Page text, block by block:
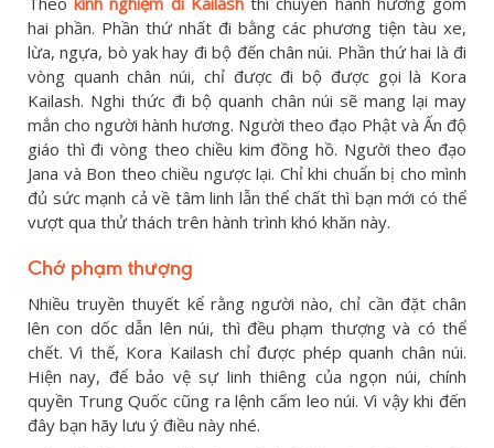
hai phần. Phần thứ nhất đi bằng các phương tiện tàu xe,
lừa, ngựa, bò yak hay đi bộ đến chân núi. Phần thứ hai là đi
vòng quanh chân núi, chỉ được đi bộ được gọi là Kora
Kailash. Nghi thức đi bộ quanh chân núi sẽ mang lại may
mắn cho người hành hương. Người theo đạo Phật và Ấn độ
giáo thì đi vòng theo chiều kim đồng hồ. Người theo đạo
Jana và Bon theo chiều ngược lại. Chỉ khi chuẩn bị cho mình
đủ sức mạnh cả về tâm linh lẫn thể chất thì bạn mới có thể
vượt qua thử thách trên hành trình khó khăn này.
Chớ phạm thượng
Nhiều truyền thuyết kể rằng người nào, chỉ cần đặt chân
lên con dốc dẫn lên núi, thì đều phạm thượng và có thể
chết. Vì thế, Kora Kailash chỉ được phép quanh chân núi.
Hiện nay, để bảo vệ sự linh thiêng của ngọn núi, chính
quyền Trung Quốc cũng ra lệnh cấm leo núi. Vì vậy khi đến
đây bạn hãy lưu ý điều này nhé.